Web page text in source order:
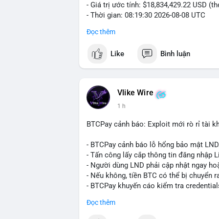
- Giá trị ước tính: $18,834,429.22 USD
- Thời gian: 08:19:30 2026-08-08 UTC
Nhận định phân tích:
chưa xác nhận cho thấy dấu hiệu của
mục. Với mức giá hiện tại, động thái
quyết định áp lực cung ngắn hạn lên thị
xuất hiện dòng tiền lớn, nhưng chưa đủ
lệnh chuyển tiếp theo.
Lời khuyên:
định xu hướng rõ ràng hơn. Tránh hành
hợp với khối lượng giao dịch chung và
#289btc #chuyenvilon
Đọc thêm
Like Bình luận
Vlike Wire
1 h
BTCPay cảnh báo: Exploit mới rò rỉ tài
- BTCPay cảnh báo lỗ hổng bảo mật
- Tấn công lấy cắp thông tin đăng nhập
- Người dùng LND phải cập nhật ngay
- Nếu không, tiền BTC có thể bị chuyển
- BTCPay khuyến cáo kiểm tra
#binancesquare
Đọc thêm